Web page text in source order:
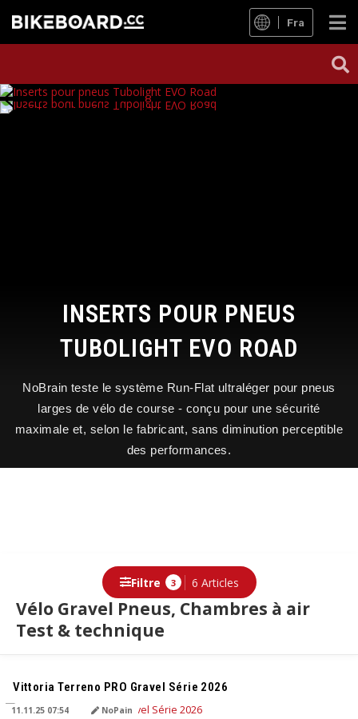
Fra
INSERTS POUR PNEUS
TUBOLIGHT EVO ROAD
NoBrain teste le système Run-Flat ultraléger pour pneus
larges de vélo de course - conçu pour une sécurité
maximale et, selon le fabricant, sans diminution perceptible
des performances.
Vélo Gravel Pneus, Chambres à air
Test & technique
Filtre 3 6 Articles
Vittoria Terreno PRO Gravel Série 2026
11.11.25 07:54 NoPain